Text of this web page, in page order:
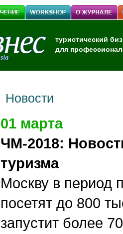
туристический
для
Новости
01 марта
ЧМ-2018:
туризма
Москву в период
посетят до 800
запустит более